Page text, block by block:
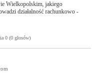
Wielkopolskim, jakiego
działalność rachunkowo -
0 (0 głosów)